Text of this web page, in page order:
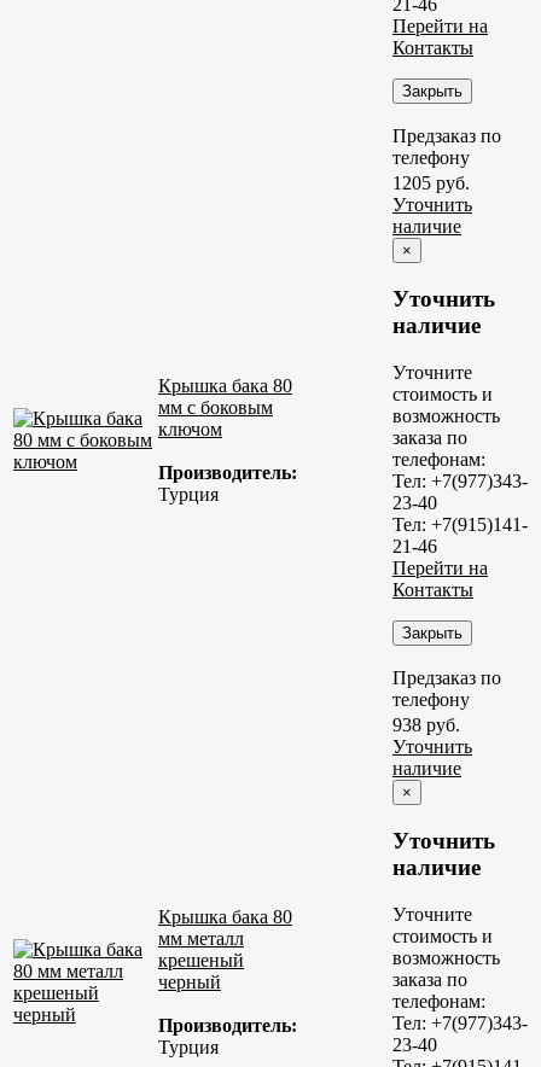
Перейти на
Контакты
Закрыть
Предзаказ по
телефону
Крышка бака 80
мм с боковым
ключом
Производитель:
Турция
1205 руб.
Уточнить
наличие
×
Уточнить
наличие
Уточните
стоимость и
возможность
заказа по
телефонам:
Тел: +7(977)343-
23-40
Тел: +7(915)141-
21-46
Перейти на
Контакты
Закрыть
Предзаказ по
телефону
Крышка бака 80
мм металл
крешеный
черный
Производитель:
Турция
938 руб.
Уточнить
наличие
×
Уточнить
наличие
Уточните
стоимость и
возможность
заказа по
телефонам:
Тел: +7(977)343-
23-40